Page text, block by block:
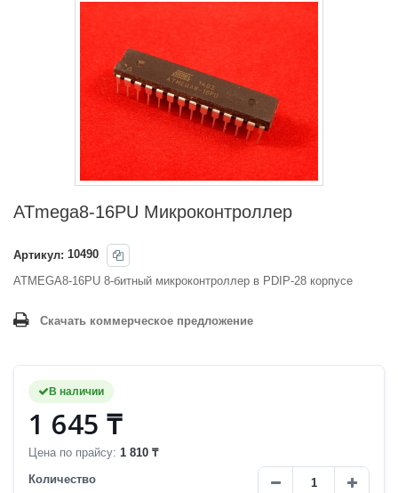
ATmega8-16PU Микроконтроллер
Артикул: 10490
ATMEGA8-16PU 8-битный микроконтроллер в PDIP-28 корпусе
Скачать коммерческое предложение
В наличии
1 645 ₸
Цена по прайсу: 1 810 ₸
Количество